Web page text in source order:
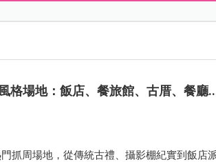
格場地：飯店、餐旅館、古厝、餐廳
抓周場地，從傳統古禮、攝影棚紀實到飯店